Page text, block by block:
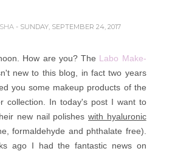
- SUNDAY, SEPTEMBER 24, 2017
How are you? The Labo Make-
new to this blog, in fact two years
you some makeup products of the
collection. In today's post I want to
new nail polishes with hyaluronic
formaldehyde and phthalate free).
ago I had the fantastic news on